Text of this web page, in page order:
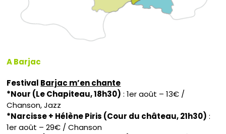
A Barjac
Festival Barjac m’en chante
*Nour (Le Chapiteau, 18h30) : 1er août – 13€ /
Chanson, Jazz
*Narcisse + Hélène Piris (Cour du château, 21h30) :
1er août – 29€ / Chanson